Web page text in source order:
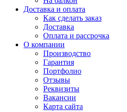
Доставка и оплата
Как сделать заказ
Доставка
Оплата и рассрочка
О компании
Производство
Гарантия
Портфолио
Отзывы
Реквизиты
Вакансии
Карта сайта